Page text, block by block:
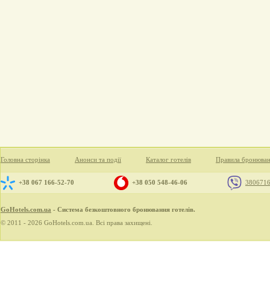
Головна сторінка Анонси та події Каталог готелів Правила
+38 067 166-52-70 +38 050 548-46-06
GoHotels.com.ua - Система безкоштовного бронювання готелів.
© 2011 - 2026 GoHotels.com.ua. Всі права захищені.